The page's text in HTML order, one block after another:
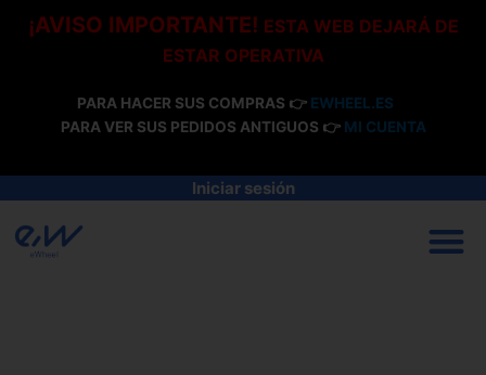
¡AVISO IMPORTANTE! ESTA WEB DEJARÁ DE
ESTAR OPERATIVA
PARA HACER SUS COMPRAS 👉 EWHEEL.ES
PARA VER SUS PEDIDOS ANTIGUOS 👉 MI CUENTA
Iniciar sesión